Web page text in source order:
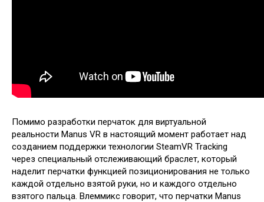
Помимо разработки перчаток для виртуальной
реальности Manus VR в настоящий момент работает над
созданием поддержки технологии SteamVR Tracking
через специальный отслеживающий браслет, который
наделит перчатки функцией позиционирования не только
каждой отдельно взятой руки, но и каждого отдельно
взятого пальца. Влеммикс говорит, что перчатки Manus